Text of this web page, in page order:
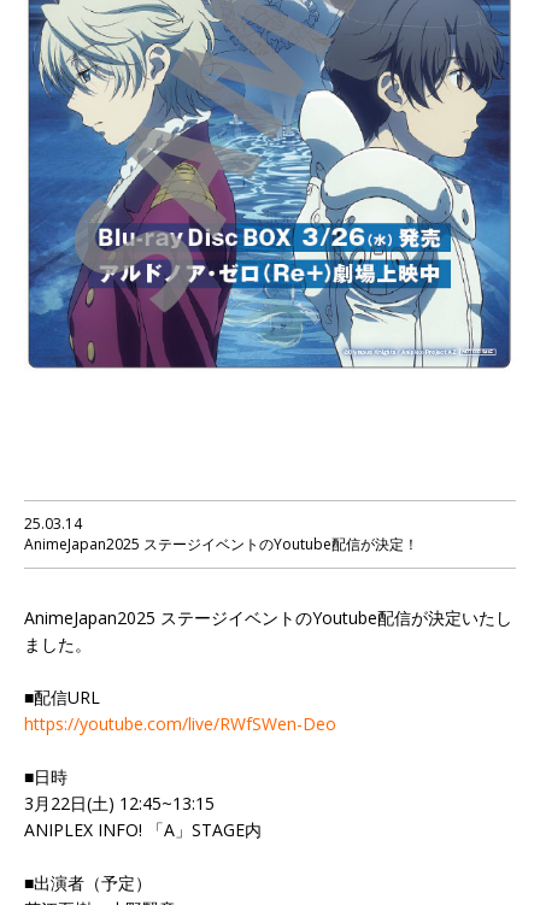
25.03.14
AnimeJapan2025 ステージイベントのYoutube配信が決定！
AnimeJapan2025 ステージイベントのYoutube配信が決定いたし
ました。
■配信URL
https://youtube.com/live/RWfSWen-Deo
■日時
3月22日(土) 12:45~13:15
ANIPLEX INFO! 「A」STAGE内
■出演者（予定）